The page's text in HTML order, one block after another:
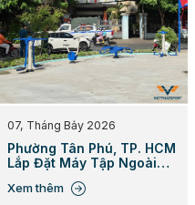
07, Tháng Bảy 2026
Phường Tân Phú, TP. HCM
Lắp Đặt Máy Tập Ngoài
Xem thêm